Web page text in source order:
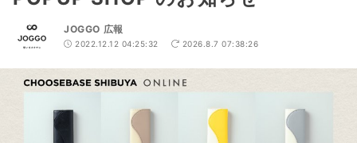
JOGGO 広報
2022.12.12 04:25:32 2026.8.7 07:38:26